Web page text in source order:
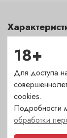
Цвет
красный
Сахар
сухое
Страна
18+
Для доступа
cookies.
Подробности
обработки